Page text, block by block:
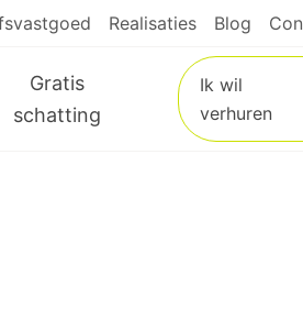
Realisaties Blog
Gratis
schatting
Ik wil
verhuren